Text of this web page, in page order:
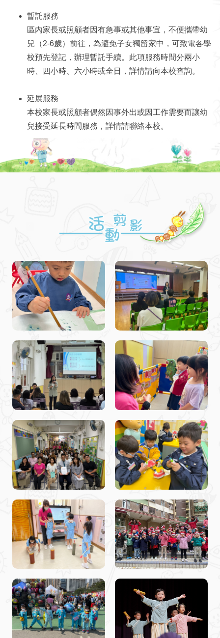
暫託服務
區內家長或照顧者因有急事或其他事宜，不便攜帶幼
兒（2-6歲）前往，為避免子女獨留家中，可致電各學
校預先登記，辦理暫託手續。此項服務時間分兩小
時、四小時、六小時或全日，詳情請向本校查詢。
延展服務
本校家長或照顧者偶然因事外出或因工作需要而讓幼
兒接受延長時間服務，詳情請聯絡本校。